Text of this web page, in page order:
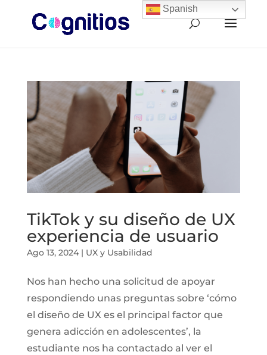
TikTok y su diseño de UX
experiencia de usuario
Ago 13, 2024| UX y Usabilidad
Nos han hecho una solicitud de apoyar
respondiendo unas preguntas sobre ‘cómo
el diseño de UX es el principal factor que
genera adicción en adolescentes’, la
estudiante nos ha contactado al ver el
Spanish